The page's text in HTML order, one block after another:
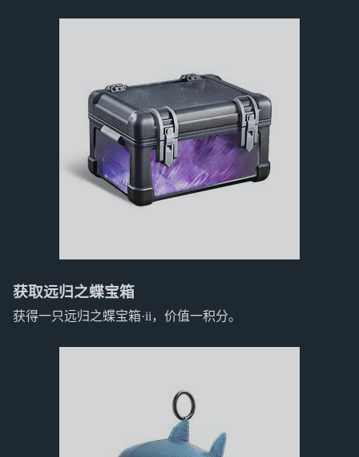
获取远归之蝶宝箱
获得一只远归之蝶宝箱·ii，价值一积分。